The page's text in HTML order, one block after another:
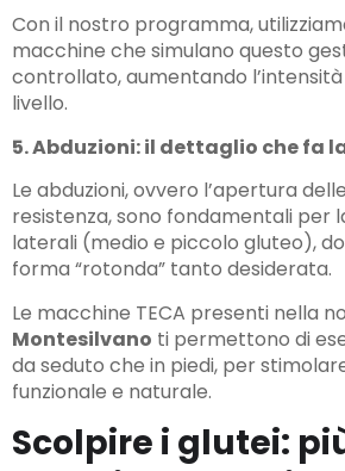
Con il nostro programma,
macchine che simulano questo
controllato, aumentando
livello.
5. Abduzioni: il dettaglio che fa
Le abduzioni, ovvero l’apertura
resistenza, sono fondamentali per
laterali (medio e piccolo gluteo),
forma “rotonda” tanto desiderata.
Le macchine TECA presenti nella
Montesilvano ti permettono di
da seduto che in piedi, per
funzionale e naturale.
Scolpire i glutei: